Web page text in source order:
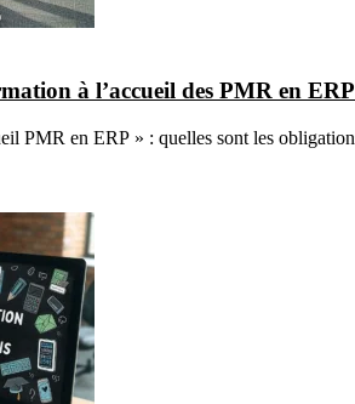
à l’accueil des PMR en
PMR en ERP » : quelles sont les